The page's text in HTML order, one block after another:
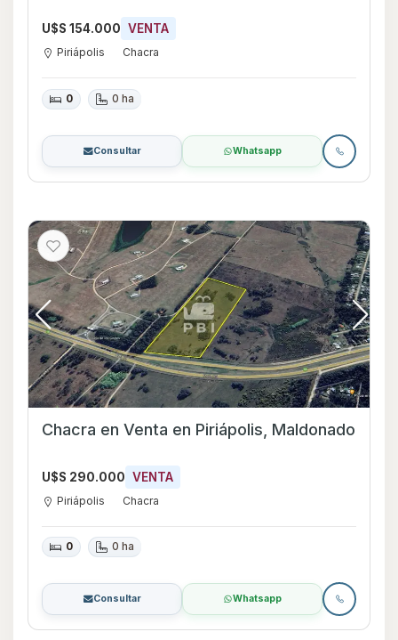
U$S 154.000 VENTA
Piriápolis Chacra
0 0 ha
Consultar Whatsapp
Chacra en Venta en Piriápolis, Maldonado
U$S 290.000 VENTA
Piriápolis Chacra
0 0 ha
Consultar Whatsapp